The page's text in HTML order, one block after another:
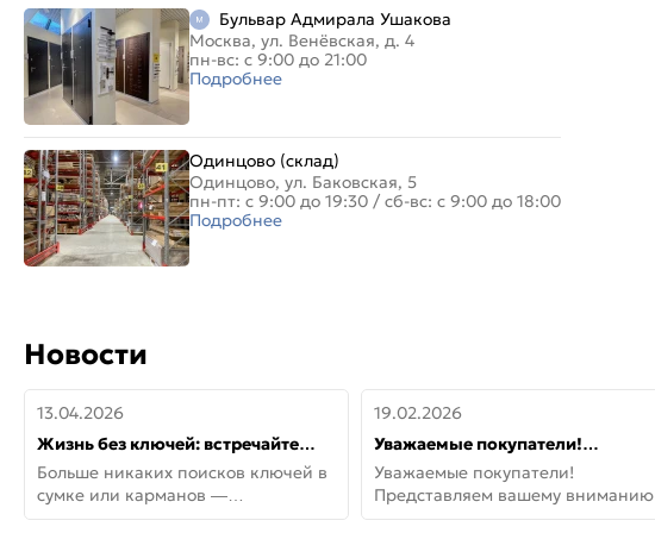
Бульвар Адмирала Ушакова
Москва, ул. Венёвская, д. 4
пн-вс: с 9:00 до 21:00
Подробнее
Одинцово (склад)
Одинцово, ул. Баковская, 5
пн-пт: с 9:00 до 19:30 / сб-вс: с 9:00 до 18:00
Подробнее
Новости
13.04.2026
Жизнь без ключей: встречайте
новую дверь СИТИ ИНТЕГРА
АйКью!
Больше никаких поисков ключей в
сумке или карманов —
представляем СИТИ ИНТЕГРА
19.02.2026
Уважаемые покупатели!
Представляем вашему вниманию
новинки от Armadillo!
Уважаемые покупатели!
Представляем вашему вниманию
новинки от Armadillo! Новая